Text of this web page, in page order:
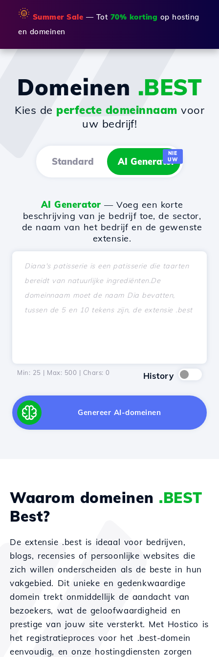
🌞 Summer Sale — Tot 70% korting op hosting
en domeinen
Domeinen .BEST
Kies de perfecte domeinnaam voor
uw bedrijf!
Standard AI Generator
NIE
UW
AI Generator — Voeg een korte
beschrijving van je bedrijf toe, de sector,
de naam van het bedrijf en de gewenste
extensie.
Min: 25 | Max: 500 | Chars: 0 History
Genereer AI-domeinen
Waarom domeinen .BEST
Best?
De extensie .best is ideaal voor bedrijven,
blogs, recensies of persoonlijke websites die
zich willen onderscheiden als de beste in hun
vakgebied. Dit unieke en gedenkwaardige
domein trekt onmiddellijk de aandacht van
bezoekers, wat de geloofwaardigheid en
prestige van jouw site versterkt. Met Hostico is
het registratieproces voor het .best-domein
eenvoudig, en onze hostingdiensten zorgen